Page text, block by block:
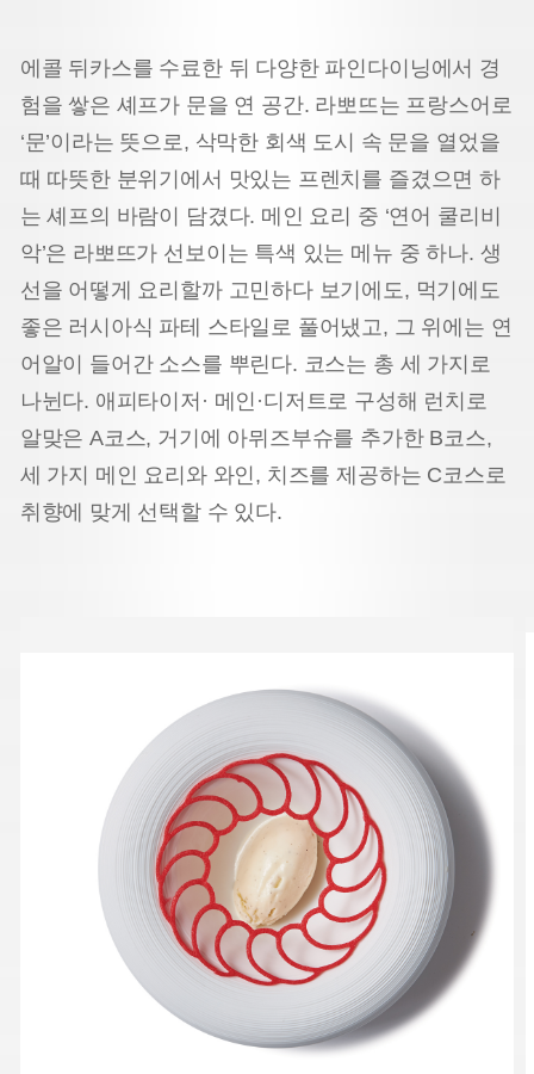
에콜 뒤카스를 수료한 뒤 다양한 파인다이닝에서 경
험을 쌓은 셰프가 문을 연 공간. 라뽀뜨는 프랑스어로
‘문’이라는 뜻으로, 삭막한 회색 도시 속 문을 열었을
때 따뜻한 분위기에서 맛있는 프렌치를 즐겼으면 하
는 셰프의 바람이 담겼다. 메인 요리 중 ‘연어 쿨리비
악’은 라뽀뜨가 선보이는 특색 있는 메뉴 중 하나. 생
선을 어떻게 요리할까 고민하다 보기에도, 먹기에도
좋은 러시아식 파테 스타일로 풀어냈고, 그 위에는 연
어알이 들어간 소스를 뿌린다. 코스는 총 세 가지로
나뉜다. 애피타이저· 메인·디저트로 구성해 런치로
알맞은 A코스, 거기에 아뮈즈부슈를 추가한 B코스,
세 가지 메인 요리와 와인, 치즈를 제공하는 C코스로
취향에 맞게 선택할 수 있다.